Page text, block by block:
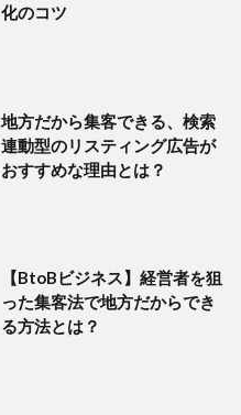
化のコツ
地方だから集客できる、検索
連動型のリスティング広告が
おすすめな理由とは？
【BtoBビジネス】経営者を狙
った集客法で地方だからでき
る方法とは？